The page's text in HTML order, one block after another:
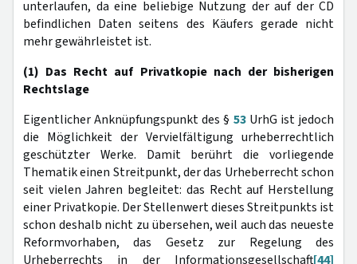
unterlaufen, da eine beliebige Nutzung der auf der CD
befindlichen Daten seitens des Käufers gerade nicht
mehr gewährleistet ist.
(1) Das Recht auf Privatkopie nach der bisherigen
Rechtslage
Eigentlicher Anknüpfungspunkt des § 53UrhG ist jedoch
die Möglichkeit der Vervielfältigung urheberrechtlich
geschützter Werke. Damit berührt die vorliegende
Thematik einen Streitpunkt, der das Urheberrecht schon
seit vielen Jahren begleitet: das Recht auf Herstellung
einer Privatkopie. Der Stellenwert dieses Streitpunkts ist
schon deshalb nicht zu übersehen, weil auch das neueste
Reformvorhaben, das Gesetz zur Regelung des
Urheberrechts in der Informationsgesellschaft[44]